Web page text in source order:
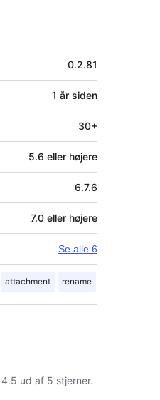
0.2.81
1 år siden
30+
5.6 eller højere
6.7.6
7.0 eller højere
Se alle 6
attachment rename
4.5 ud af 5 stjerner.